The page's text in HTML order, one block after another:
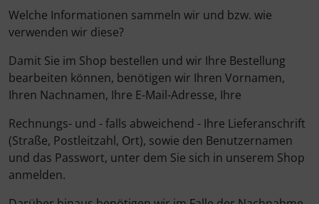
Welche Informationen sammeln wir und bzw. wie
verwenden wir diese?
Damit Sie im Shop bestellen und wir Ihre Bestellung
bearbeiten können, benötigen wir Ihren Vornamen,
Ihren Nachnamen, Ihre E-Mail-Adresse, Ihre
Rechnungs- und - falls abweichend - Ihre Lieferanschrift
(Straße, Postleitzahl, Ort), sowie den Benutzernamen
und das Passwort, unter dem Sie sich in unserem Shop
anmelden.